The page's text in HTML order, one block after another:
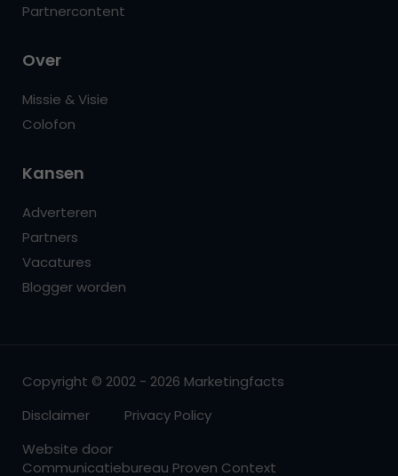
Partnercontent
Over
Missie & Visie
Colofon
Kansen
Adverteren
Partners
Vacatures
Blogger worden
Copyright © 2002 - 2026 Marketingfacts
Disclaimer
Privacy Policy
Website door
Communicatiebureau Proven Context